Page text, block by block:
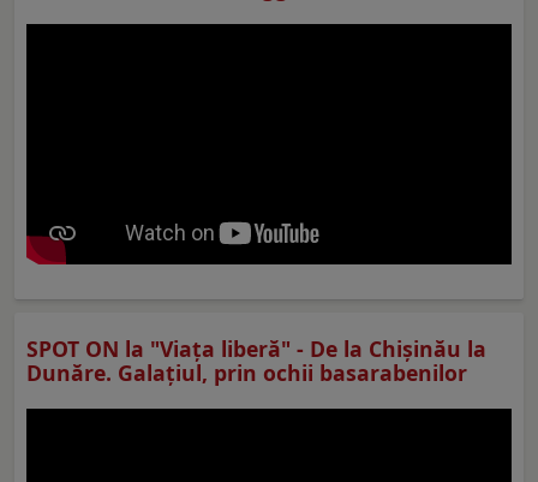
SPOT ON la "Viaţa liberă" - De la Chișinău la
Dunăre. Galațiul, prin ochii basarabenilor